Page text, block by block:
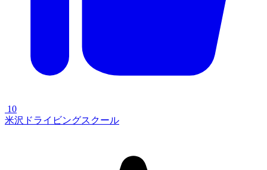
10
米沢ドライビングスクール